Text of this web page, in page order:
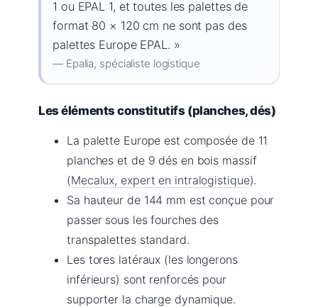
1 ou EPAL 1, et toutes les palettes de
format 80 × 120 cm ne sont pas des
palettes Europe EPAL. »
— Epalia, spécialiste logistique
Les éléments constitutifs (planches, dés)
La palette Europe est composée de 11
planches et de 9 dés en bois massif
(Mecalux, expert en intralogistique).
Sa hauteur de 144 mm est conçue pour
passer sous les fourches des
transpalettes standard.
Les tores latéraux (les longerons
inférieurs) sont renforcés pour
supporter la charge dynamique.